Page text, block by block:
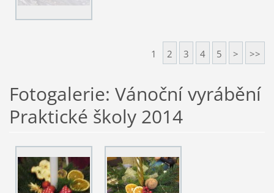
1 2 3 4 5 > >>
Fotogalerie: Vánoční vyrábění
Praktické školy 2014